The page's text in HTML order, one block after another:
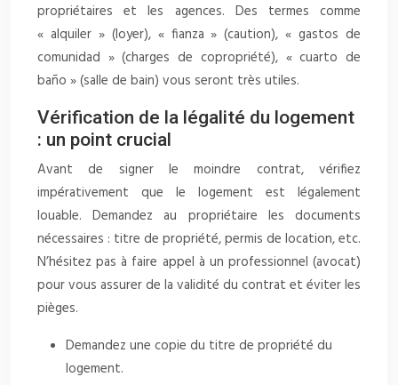
propriétaires et les agences. Des termes comme
« alquiler » (loyer), « fianza » (caution), « gastos de
comunidad » (charges de copropriété), « cuarto de
baño » (salle de bain) vous seront très utiles.
Vérification de la légalité du logement
: un point crucial
Avant de signer le moindre contrat, vérifiez
impérativement que le logement est légalement
louable. Demandez au propriétaire les documents
nécessaires : titre de propriété, permis de location, etc.
N’hésitez pas à faire appel à un professionnel (avocat)
pour vous assurer de la validité du contrat et éviter les
pièges.
Demandez une copie du titre de propriété du
logement.